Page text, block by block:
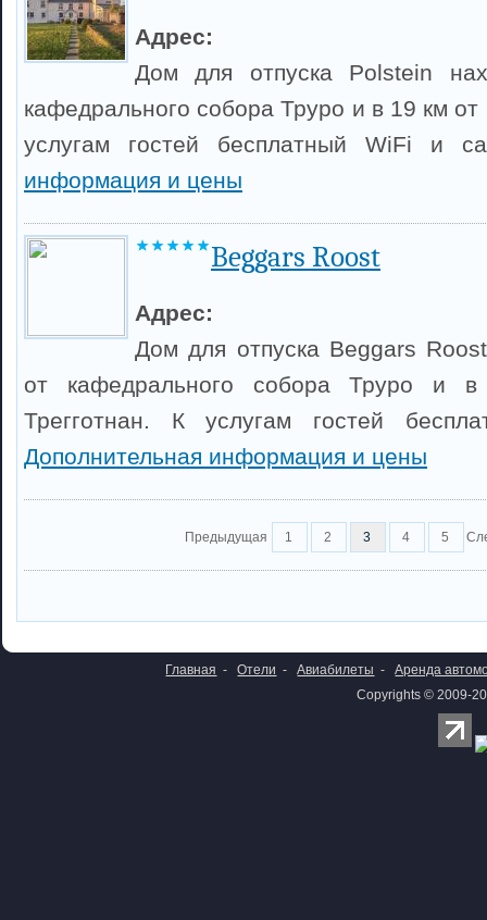
Адрес:
Дом для отпуска Polstein
кафедрального собора Труро и в 19 км от
услугам гостей бесплатный WiFi и
информация и цены
Beggars Roost
Адрес:
Дом для отпуска Beggars
от кафедрального собора Труро и
Трегготнан. К услугам гостей
Дополнительная информация и цены
Предыдущая 1 2 3 4 5
Главная - Отели - Авиабилеты -
Аренда
Copyrights © 2009-